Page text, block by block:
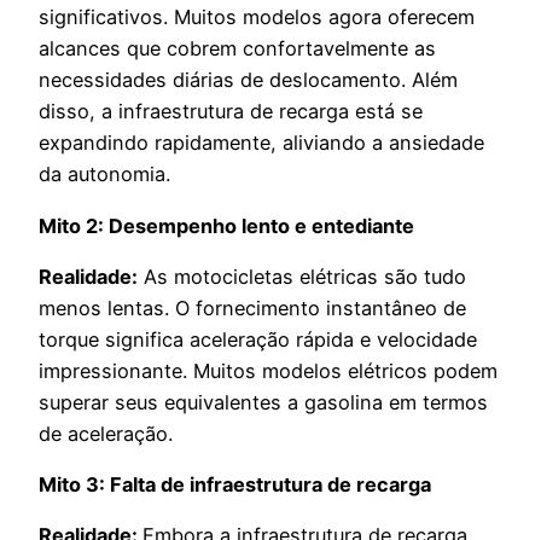
significativos. Muitos modelos agora oferecem
alcances que cobrem confortavelmente as
necessidades diárias de deslocamento. Além
disso, a infraestrutura de recarga está se
expandindo rapidamente, aliviando a ansiedade
da autonomia.
Mito 2: Desempenho lento e entediante
Realidade: As motocicletas elétricas são tudo
menos lentas. O fornecimento instantâneo de
torque significa aceleração rápida e velocidade
impressionante. Muitos modelos elétricos podem
superar seus equivalentes a gasolina em termos
de aceleração.
Mito 3: Falta de infraestrutura de recarga